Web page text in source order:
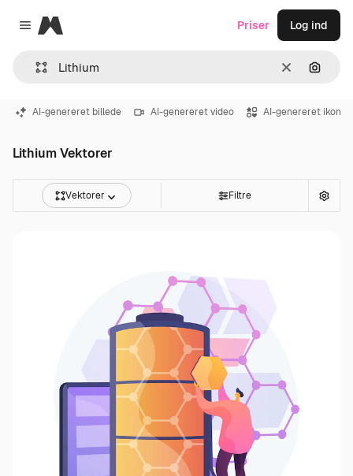
Close menu
Magnific
Klar Søg
Priser Log ind
AI-genereret billede AI-genereret video AI-genereret ikon
Lithium Vektorer
Vektorer Filtre